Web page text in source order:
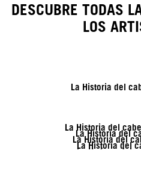
DESCUBRE TODAS
LOS
La Historia del
La Historia del
La Historia del
La Historia del
La Historia del
La Historia del